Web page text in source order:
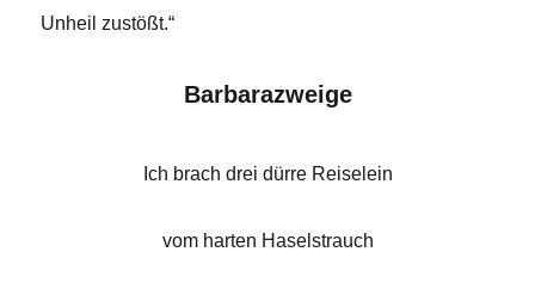
Unheil zustößt.“
Barbarazweige
Ich brach drei dürre Reiselein
vom harten Haselstrauch